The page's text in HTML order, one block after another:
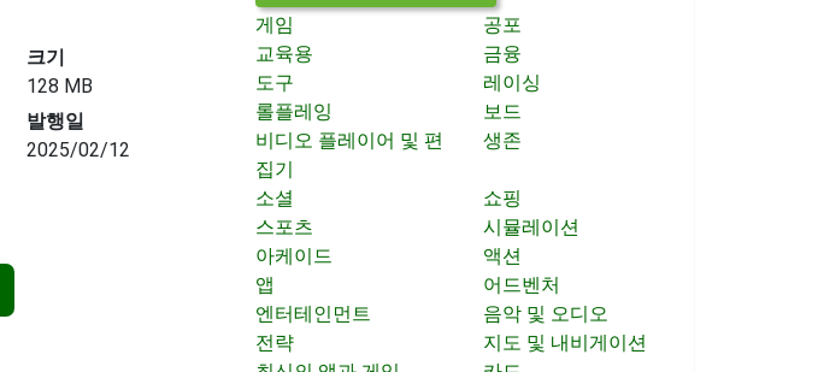
크기
128 MB
발행일
2025/02/12
게임
공포
교육용
금융
도구
레이싱
롤플레잉
보드
비디오 플레이어 및 편
집기
생존
소셜
쇼핑
스포츠
시뮬레이션
아케이드
액션
앱
어드벤처
엔터테인먼트
음악 및 오디오
전략
지도 및 내비게이션